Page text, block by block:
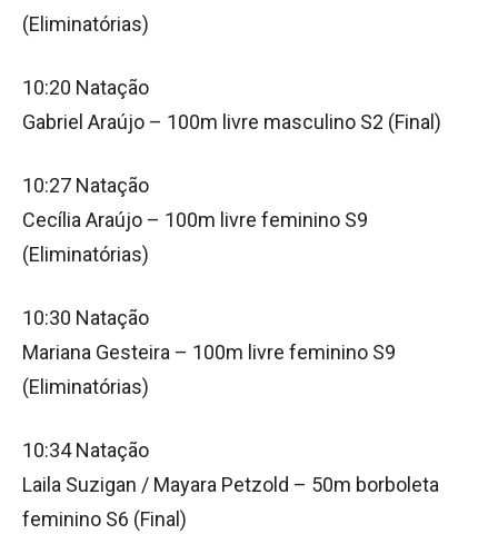
(Eliminatórias)
10:20 Natação
Gabriel Araújo – 100m livre masculino S2 (Final)
10:27 Natação
Cecília Araújo – 100m livre feminino S9
(Eliminatórias)
10:30 Natação
Mariana Gesteira – 100m livre feminino S9
(Eliminatórias)
10:34 Natação
Laila Suzigan / Mayara Petzold – 50m borboleta
feminino S6 (Final)